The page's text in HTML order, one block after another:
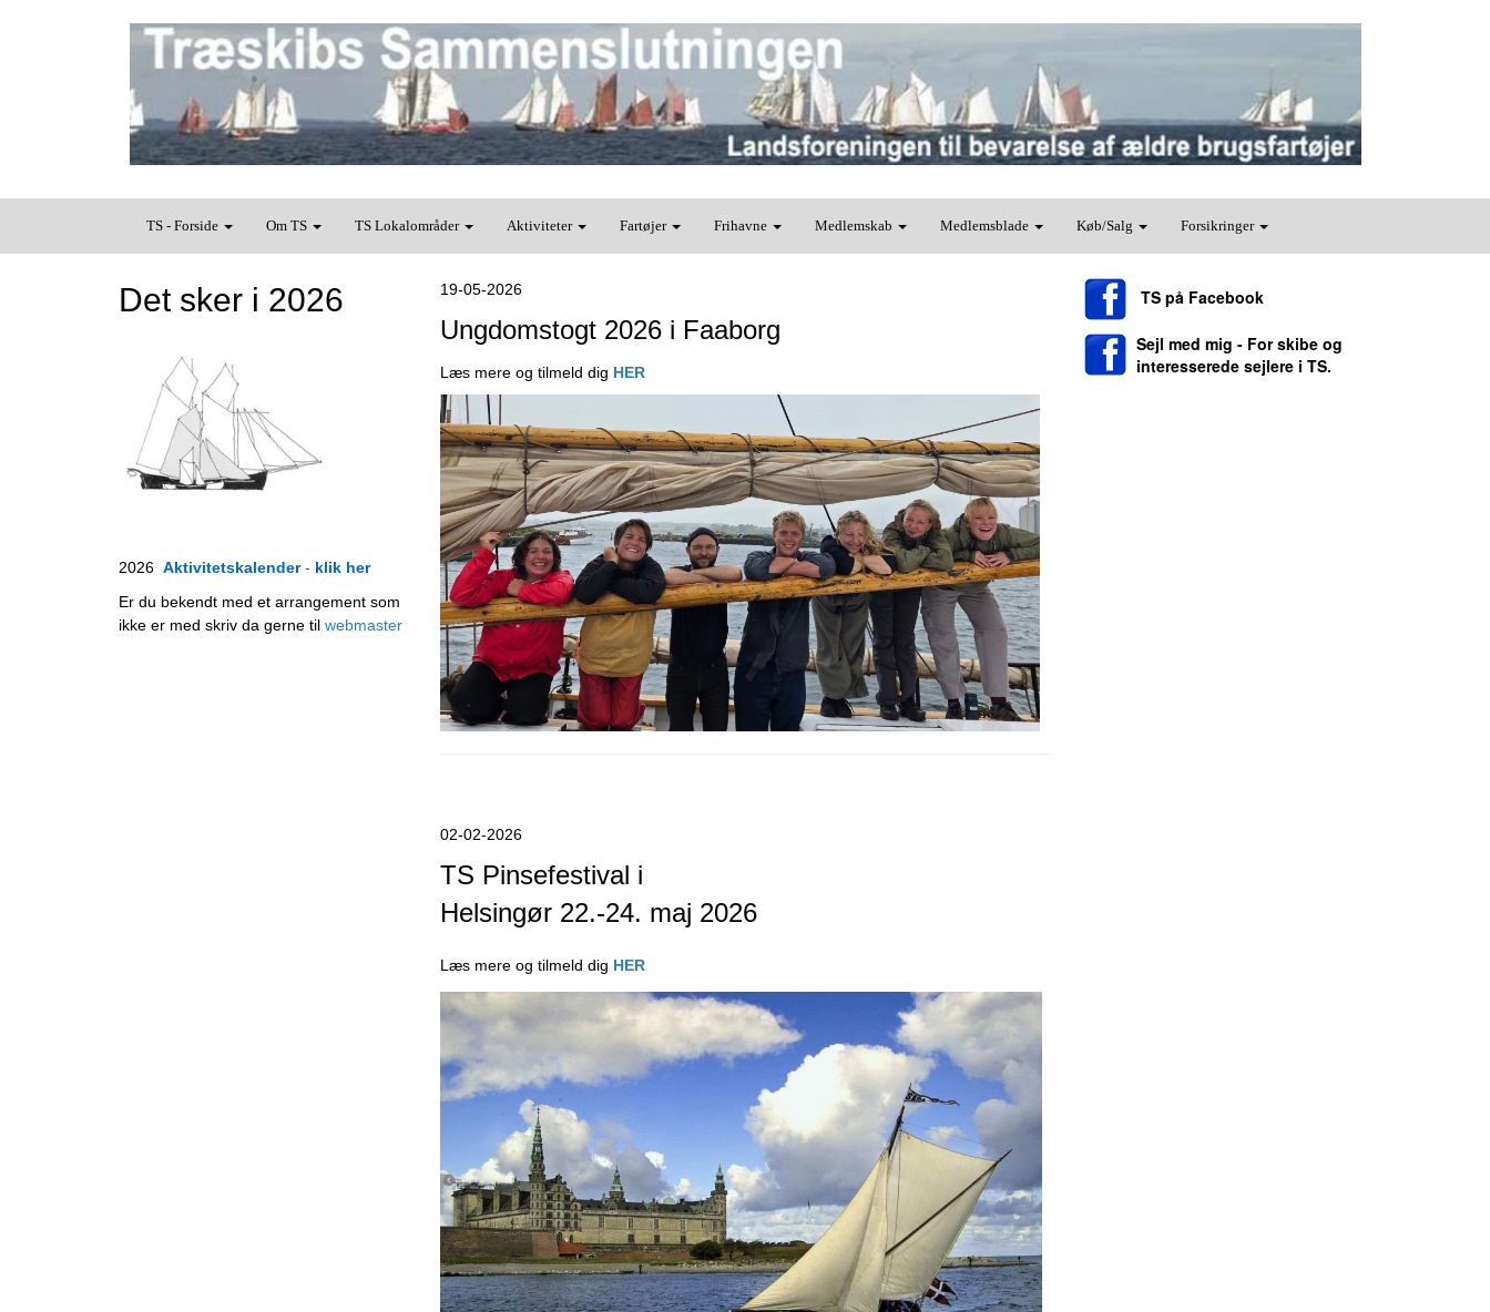
TS - Forside Om TS TS Lokalområder Aktiviteter Fartøjer Frihavne Medlemskab Medlemsblade Køb/Salg Forsikringer
Det sker i 2026
2026 Aktivitetskalender- klik her
Er du bekendt med et arrangement som
ikke er med skriv da gerne til webmaster
19-05-2026
Ungdomstogt 2026 i Faaborg
Læs mere og tilmeld dig HER
TS på Facebook
Sejl med mig - For skibe og
interesserede sejlere i TS.
02-02-2026
TS Pinsefestival i
Helsingør 22.-24. maj 2026
Læs mere og tilmeld dig HER